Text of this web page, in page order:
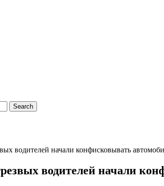
водителей начали конфисковывать
водителей начали